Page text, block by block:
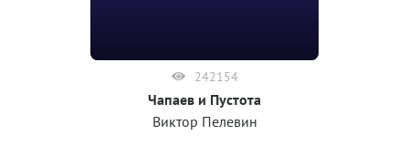
242154
Чапаев и Пустота
Виктор Пелевин